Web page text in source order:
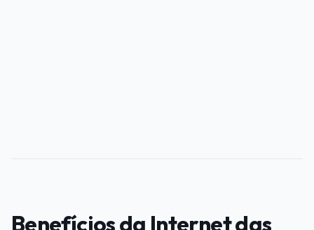
Benefícios da Internet das